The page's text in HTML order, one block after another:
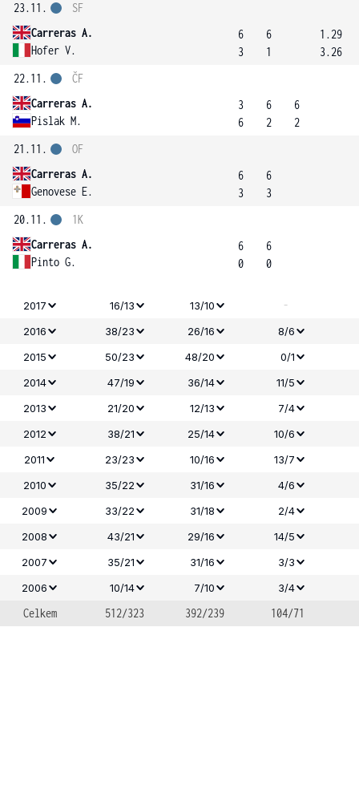
23.11.
Carreras A.
Hofer V.
SF
6
3
6
1
1.29
3.26
22.11.
Carreras A.
Pislak M.
ČF
3
6
6
2
6
2
21.11.
Carreras A.
Genovese E.
OF
6
3
6
3
20.11.
Carreras A.
Pinto G.
1K
6
0
6
0
2017 16/13 13/10 -
2016
38/23 26/16
8/6
2015
50/23 48/20
0/1
2014
47/19 36/14
11/5
2013
21/20 12/13
7/4
2012
38/21 25/14
10/6
2011
23/23 10/16
13/7
2010
35/22 31/16
4/6
2009
33/22 31/18
2/4
2008
43/21 29/16
14/5
2007
35/21 31/16
3/3
2006
10/14 7/10 3/4
Celkem 512/323 392/239 104/71